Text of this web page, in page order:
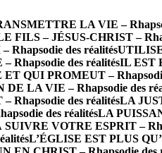
LA VIE –
FILS – JÉSUS-CHRIST –
Rhapsodie des réalités
des réalitésIL EST
QUI PROMEUT –
LA VIE – Rhapsodie des
Rhapsodie des réalitésLA
des réalitésLA
VOTRE ESPRIT –
L’ÉGLISE EST PLUS